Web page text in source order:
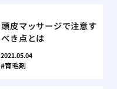
頭皮マッサージで注意す
べき点とは
2021.05.04
育毛剤